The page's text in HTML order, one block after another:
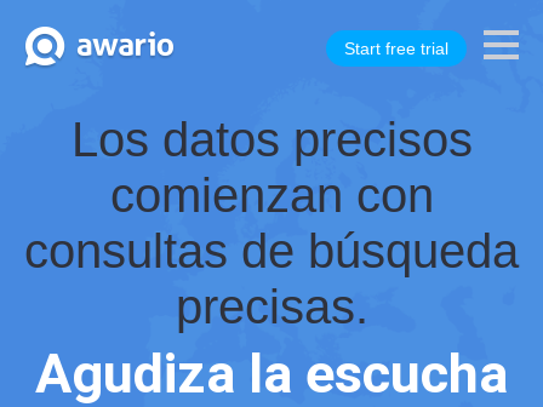
Start free trial
Los datos precisos
comienzan con
consultas de búsqueda
precisas.
Agudiza la escucha